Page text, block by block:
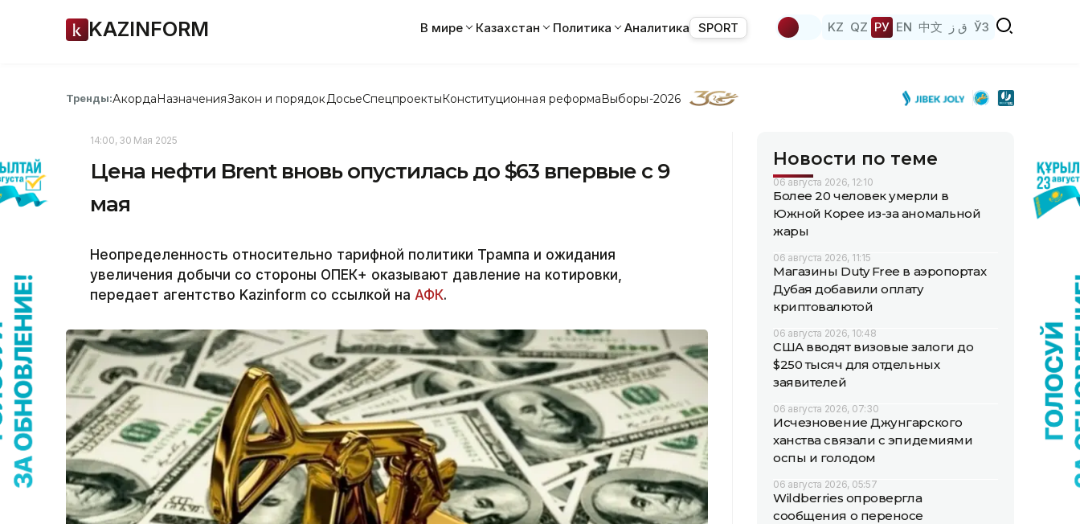
KAZINFORM В мире Казахстан Политика Аналитика SPORT KZ QZ РУ EN 中文 ق ز ЎЗ
Тренды:АкордаНазначенияЗакон и порядок ДосьеСпецпроектыКонституционная реформаВыборы-2026
14:00, 30 Мая 2025
Цена нефти Brent вновь опустилась до $63 впервые с 9
мая
Неопределенность относительно тарифной политики Трампа и ожидания
увеличения добычи со стороны ОПЕК+ оказывают давление на котировки,
передает агентство Kazinform со ссылкой на АФК.
Новости по теме
06 августа 2026, 12:10
Более 20 человек умерли в
Южной Корее из-за аномальной
жары
06 августа 2026, 11:15
Магазины Duty Free в аэропортах
Дубая добавили оплату
криптовалютой
06 августа 2026, 10:48
США вводят визовые залоги до
$250 тысяч для отдельных
заявителей
06 августа 2026, 07:30
Исчезновение Джунгарского
ханства связали с эпидемиями
оспы и голодом
06 августа 2026, 05:57
Wildberries опровергла
сообщения о переносе